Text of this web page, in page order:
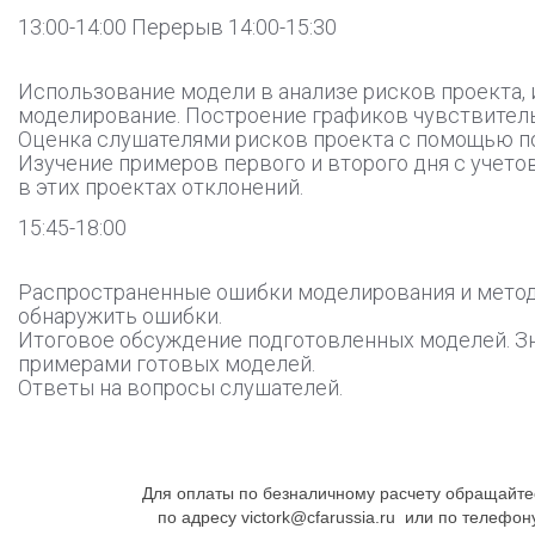
13:00-14:00 Перерыв 14:00-15:30
Использование модели в анализе рисков
моделирование. Построение графиков
Оценка слушателями рисков проекта с помощью
Изучение примеров первого и второго дня с
в этих проектах отклонений.
15:45-18:00
Распространенные ошибки моделирования и
обнаружить ошибки.
Итоговое обсуждение подготовленных моделей.
примерами готовых моделей.
Ответы на вопросы слушателей.
Для оплаты по безналичному расчету
по адресу victork@cfarussia.ru или по